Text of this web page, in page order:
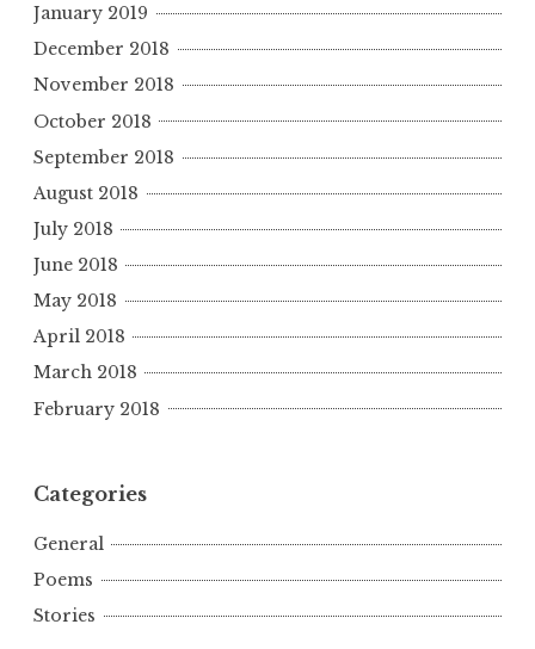
January 2019
December 2018
November 2018
October 2018
September 2018
August 2018
July 2018
June 2018
May 2018
April 2018
March 2018
February 2018
Categories
General
Poems
Stories